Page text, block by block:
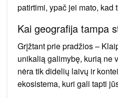
patirtimi, ypač jei mato, kad
Kai geografija tampa
Grįžtant prie pradžios –
unikalią galimybę, kurią ne
nėra tik didelių laivų ir
ekosistema, kuri gali tapti